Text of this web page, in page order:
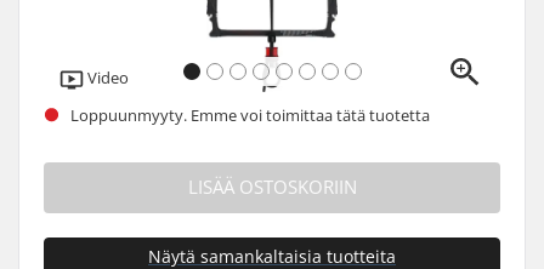
Video
Loppuunmyyty. Emme voi toimittaa tätä tuotetta
LISÄÄ OSTOSKORIIN
Näytä samankaltaisia tuotteita